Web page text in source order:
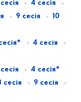
4 сесія
9 сесія
10
4 сесія
4 сесія*
сесія
9 сесія